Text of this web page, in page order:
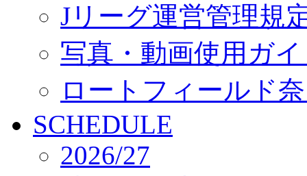
Jリーグ運営管理規
写真・動画使用ガ
ロートフィールド
SCHEDULE
2026/27